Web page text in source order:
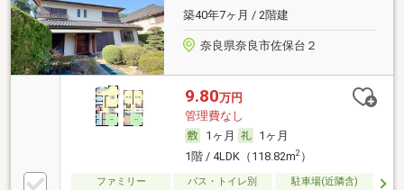
築40年7ヶ月 / 2階建
奈良県奈良市佐保台２
9.80万円
管理費なし
1ヶ月
1ヶ月
1階 / 4LDK（118.82m2）
ファミリー バス・トイレ別 駐車場(近隣含)